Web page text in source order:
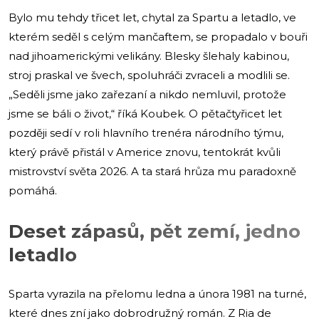
Bylo mu tehdy třicet let, chytal za Spartu a letadlo, ve
kterém seděl s celým mančaftem, se propadalo v bouři
nad jihoamerickými velikány. Blesky šlehaly kabinou,
stroj praskal ve švech, spoluhráči zvraceli a modlili se.
„Seděli jsme jako zařezaní a nikdo nemluvil, protože
jsme se báli o život,“ říká Koubek. O pětačtyřicet let
později sedí v roli hlavního trenéra národního týmu,
který právě přistál v Americe znovu, tentokrát kvůli
mistrovství světa 2026. A ta stará hrůza mu paradoxně
pomáhá.
Deset zápasů, pět zemí, jedno
letadlo
Sparta vyrazila na přelomu ledna a února 1981 na turné,
které dnes zní jako dobrodružný román. Z Ria de